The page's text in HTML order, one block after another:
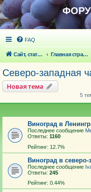
FAQ
Сайт, статьи Главная страница
Северо-западная
Новая тема
5
Виноград в
Последнее сообщение
Ответы: 1160
Рейтинг: 12.7%
Виноград в северо-
Последнее сообщение
Ответы: 245
Рейтинг: 0.44%